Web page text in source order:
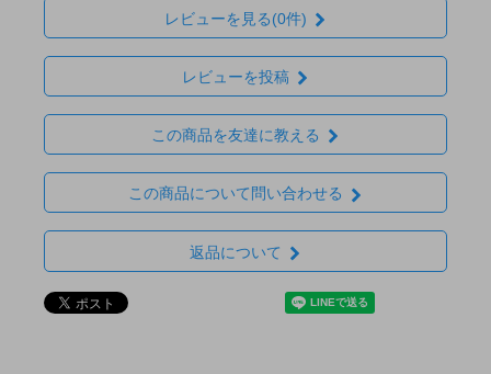
レビューを見る(0件)
レビューを投稿
この商品を友達に教える
この商品について問い合わせる
返品について